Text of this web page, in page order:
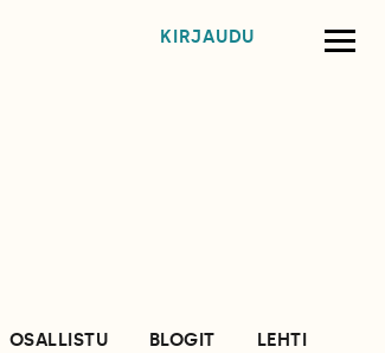
KIRJAUDU
OSALLISTU BLOGIT
LEHTI